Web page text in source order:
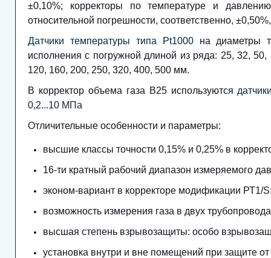
Коректор об’єму газу В25
±0,10%; корректоры по температуре и
относительной погрешности, соответственно,
Датчики температуры типа Pt1000на диаметры
исполнения с погружной длиной из ряда: 25, 32,
120, 160, 200, 250, 320, 400, 500 мм.
В корректор объема газа В25 используются
0,2...10 МПа
Отличительные особенности и параметры:
высшие классы точности 0,15% и 0,25% в
16-ти кратный рабочий диапазон измеряемого
эконом-вариант в корректоре модификации РТ1/
возможность измерения газа в двух
высшая степень взрывозащиты: особо
установка внутри и вне помещений при защите